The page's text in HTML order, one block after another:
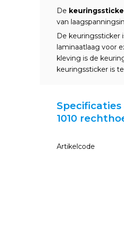
De
van
De keuringssticker
laminaatlaag voor
kleving is de
keuringssticker is
1010
Artikelcode